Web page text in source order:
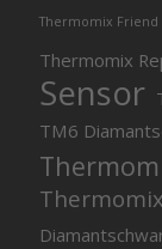
Thermomix
Thermomix
Sensor
TM6